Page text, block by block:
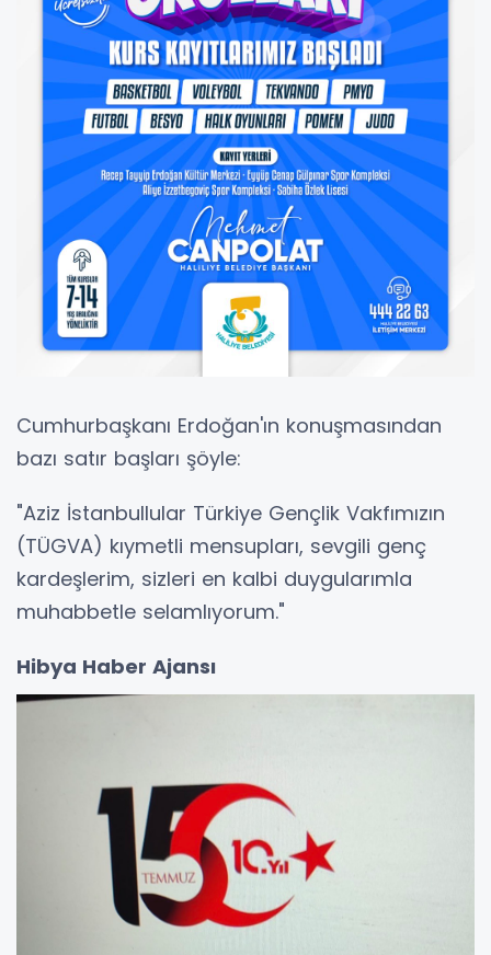
Cumhurbaşkanı Erdoğan'ın konuşmasından
bazı satır başları şöyle:
"Aziz İstanbullular Türkiye Gençlik Vakfımızın
(TÜGVA) kıymetli mensupları, sevgili genç
kardeşlerim, sizleri en kalbi duygularımla
muhabbetle selamlıyorum."
Hibya Haber Ajansı